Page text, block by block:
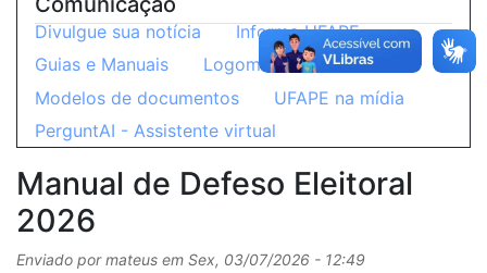
Manual de Defeso Eleitoral
2026
Enviado pormateus em Sex, 03/07/2026 - 12:49
Divulgue sua notícia
Informa UFAPE
Guias e Manuais
Logomarca
Modelos de documentos
UFAPE na mídia
PerguntAI - Assistente virtual